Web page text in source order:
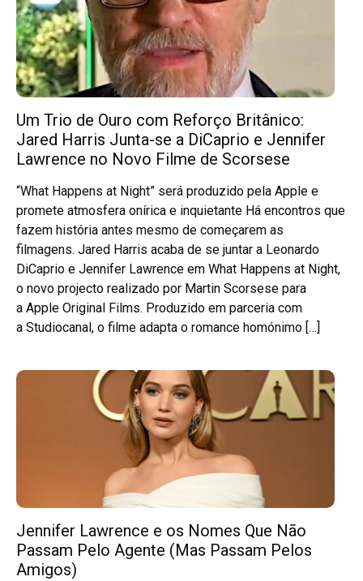
Um Trio de Ouro com Reforço Britânico:
Jared Harris Junta-se a DiCaprio e Jennifer
Lawrence no Novo Filme de Scorsese
“What Happens at Night” será produzido pela Apple e
promete atmosfera onírica e inquietante Há encontros que
fazem história antes mesmo de começarem as
filmagens. Jared Harris acaba de se juntar a Leonardo
DiCaprio e Jennifer Lawrence em What Happens at Night,
o novo projecto realizado por Martin Scorsese para
a Apple Original Films. Produzido em parceria com
a Studiocanal, o filme adapta o romance homónimo […]
Jennifer Lawrence e os Nomes Que Não
Passam Pelo Agente (Mas Passam Pelos
Amigos)